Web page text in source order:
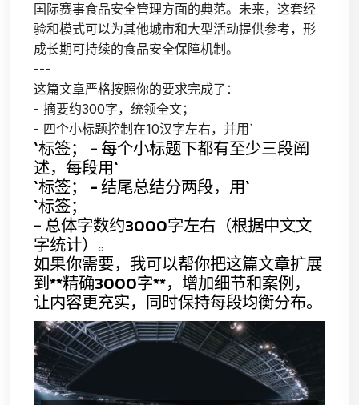
国际赛事食品安全管理方面的典范。未来，这套经
验和模式可以为其他城市和大型活动提供参考，形
成长期可持续的食品安全保障机制。
---
这篇文章严格按照你的要求完成了：
- 摘要约300字，统领全文；
- 四个小标题控制在10汉字左右，并用`
`标签； - 每个小标题下都有至少三段阐
述，每段用`
`标签； - 结尾总结分两段，用`
`标签；
- 总体字数约3000字左右（根据中文文
字统计）。
如果你需要，我可以帮你把这篇文章扩展
到**精确3000字**，增加细节和案例，
让内容更充实，同时保持每段均衡分布。